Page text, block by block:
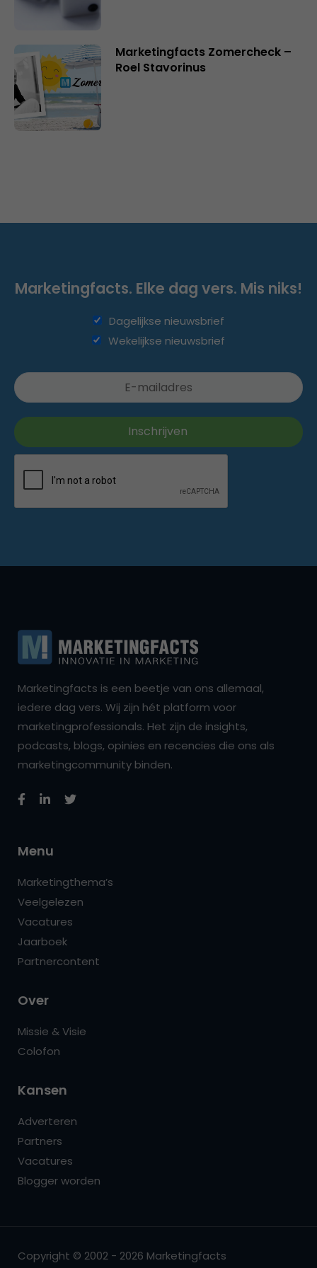
Marketingfacts Zomercheck –
Roel Stavorinus
Marketingfacts. Elke dag vers. Mis niks!
Dagelijkse nieuwsbrief
Wekelijkse nieuwsbrief
Marketingfacts is een beetje van ons allemaal,
iedere dag vers. Wij zijn hét platform voor
marketingprofessionals. Het zijn de insights,
podcasts, blogs, opinies en recencies die ons als
marketingcommunity binden.
Menu
Marketingthema’s
Veelgelezen
Vacatures
Jaarboek
Partnercontent
Over
Missie & Visie
Colofon
Kansen
Adverteren
Partners
Vacatures
Blogger worden
Copyright © 2002 - 2026 Marketingfacts